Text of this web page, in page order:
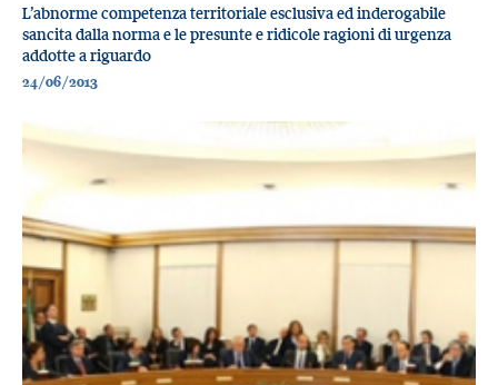
L’abnorme competenza territoriale esclusiva ed inderogabile
sancita dalla norma e le presunte e ridicole ragioni di urgenza
addotte a riguardo
24/06/2013